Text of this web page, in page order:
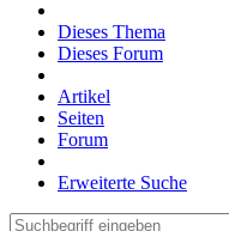
Dieses Thema
Dieses Forum
Artikel
Seiten
Forum
Erweiterte Suche